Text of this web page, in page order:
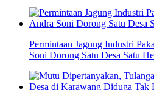
Permintaan Jagung Industri
Soni Dorong Satu Desa Satu